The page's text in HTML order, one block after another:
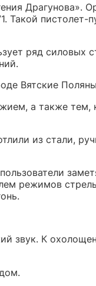
Драгунова».
Такой пистолет-
ряд силовых
Вятские
а также тем,
из стали,
режимов
звук. К